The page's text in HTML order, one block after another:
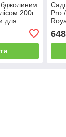
200г
для
Pro
648